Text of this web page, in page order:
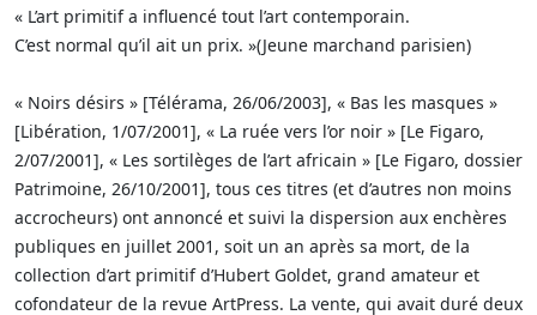
« L’art primitif a influencé tout l’art contemporain.
C’est normal qu’il ait un prix. »(Jeune marchand parisien)
« Noirs désirs » [Télérama, 26/06/2003], « Bas les masques »
[Libération, 1/07/2001], « La ruée vers l’or noir » [Le Figaro,
2/07/2001], « Les sortilèges de l’art africain » [Le Figaro, dossier
Patrimoine, 26/10/2001], tous ces titres (et d’autres non moins
accrocheurs) ont annoncé et suivi la dispersion aux enchères
publiques en juillet 2001, soit un an après sa mort, de la
collection d’art primitif d’Hubert Goldet, grand amateur et
cofondateur de la revue ArtPress. La vente, qui avait duré deux